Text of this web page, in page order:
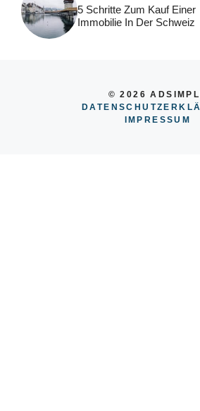
5 Schritte Zum Kauf Einer
Immobilie In Der Schweiz
© 2026
IMPRESSUM